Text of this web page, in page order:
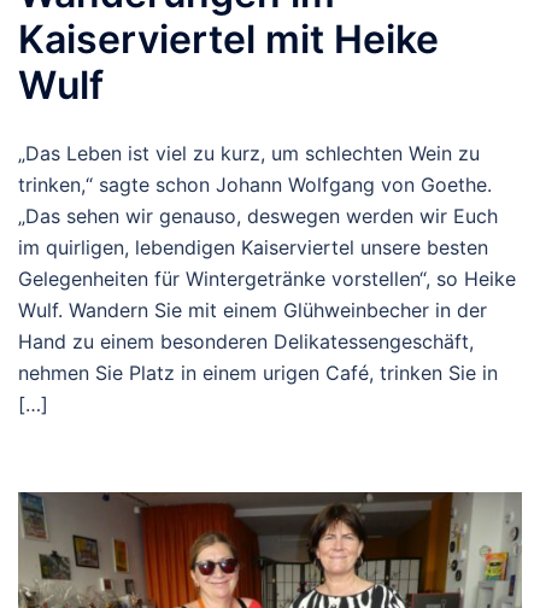
Kaiserviertel mit Heike
Wulf
„Das Leben ist viel zu kurz, um schlechten Wein zu
trinken,“ sagte schon Johann Wolfgang von Goethe.
„Das sehen wir genauso, deswegen werden wir Euch
im quirligen, lebendigen Kaiserviertel unsere besten
Gelegenheiten für Wintergetränke vorstellen“, so Heike
Wulf. Wandern Sie mit einem Glühweinbecher in der
Hand zu einem besonderen Delikatessengeschäft,
nehmen Sie Platz in einem urigen Café, trinken Sie in
[…]